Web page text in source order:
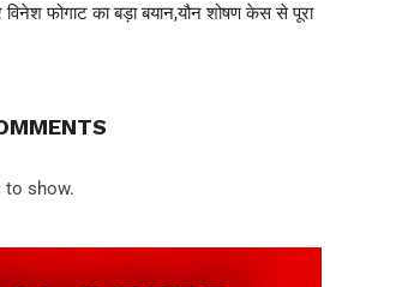
फोगाट का बड़ा बयान,यौन शोषण केस से पूरा
to show.